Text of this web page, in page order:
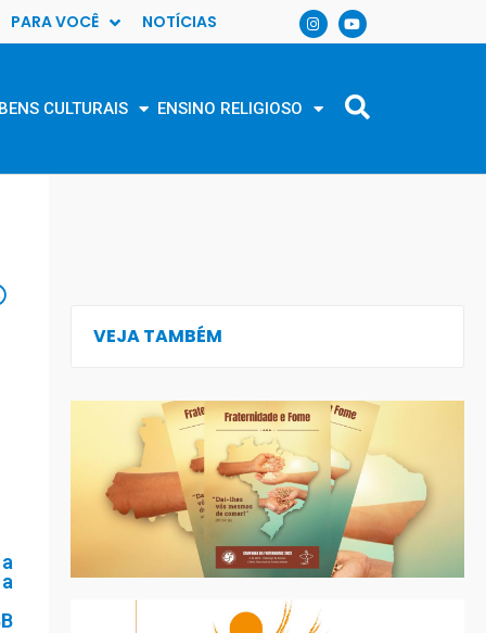
PARA VOCÊ NOTÍCIAS
BENS CULTURAIS ENSINO RELIGIOSO
VEJA TAMBÉM